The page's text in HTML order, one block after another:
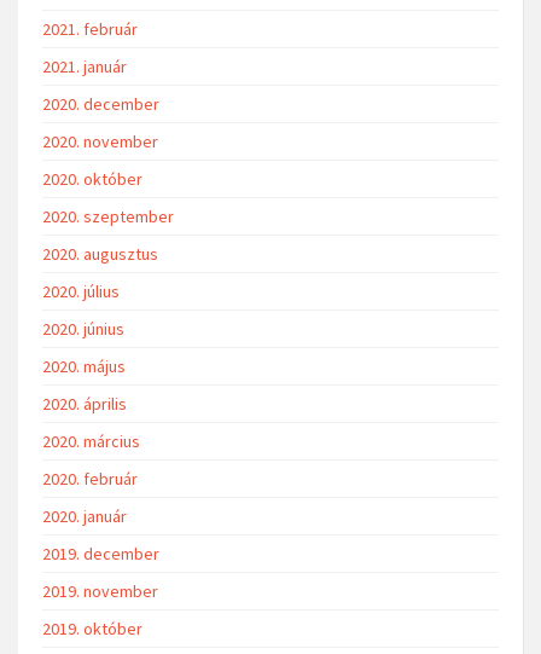
2021. február
2021. január
2020. december
2020. november
2020. október
2020. szeptember
2020. augusztus
2020. július
2020. június
2020. május
2020. április
2020. március
2020. február
2020. január
2019. december
2019. november
2019. október